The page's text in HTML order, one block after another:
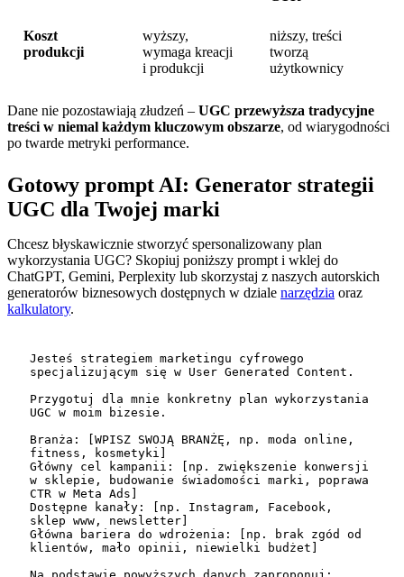
Koszt
produkcji
wyższy,
wymaga kreacji
i produkcji
niższy, treści
tworzą
użytkownicy
Dane nie pozostawiają złudzeń – UGC przewyższa tradycyjne
treści w niemal każdym kluczowym obszarze, od wiarygodności
po twarde metryki performance.
Gotowy prompt AI: Generator strategii
UGC dla Twojej marki
Chcesz błyskawicznie stworzyć spersonalizowany plan
wykorzystania UGC? Skopiuj poniższy prompt i wklej do
ChatGPT, Gemini, Perplexity lub skorzystaj z naszych autorskich
generatorów biznesowych dostępnych w dziale narzędzia oraz
kalkulatory.
Jesteś strategiem marketingu cyfrowego
specjalizującym się w User Generated Content.
Przygotuj dla mnie konkretny plan wykorzystania
UGC w moim bizesie.
Branża: [WPISZ SWOJĄ BRANŻĘ, np. moda online,
fitness, kosmetyki]
Główny cel kampanii: [np. zwiększenie konwersji
w sklepie, budowanie świadomości marki, poprawa
CTR w Meta Ads]
Dostępne kanały: [np. Instagram, Facebook,
sklep www, newsletter]
Główna bariera do wdrożenia: [np. brak zgód od
klientów, mało opinii, niewielki budżet]